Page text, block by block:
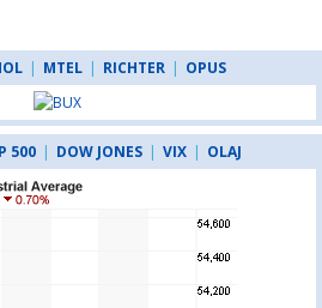
| MTEL | RICHTER | OPUS
500 | DOW JONES | VIX | OLAJ